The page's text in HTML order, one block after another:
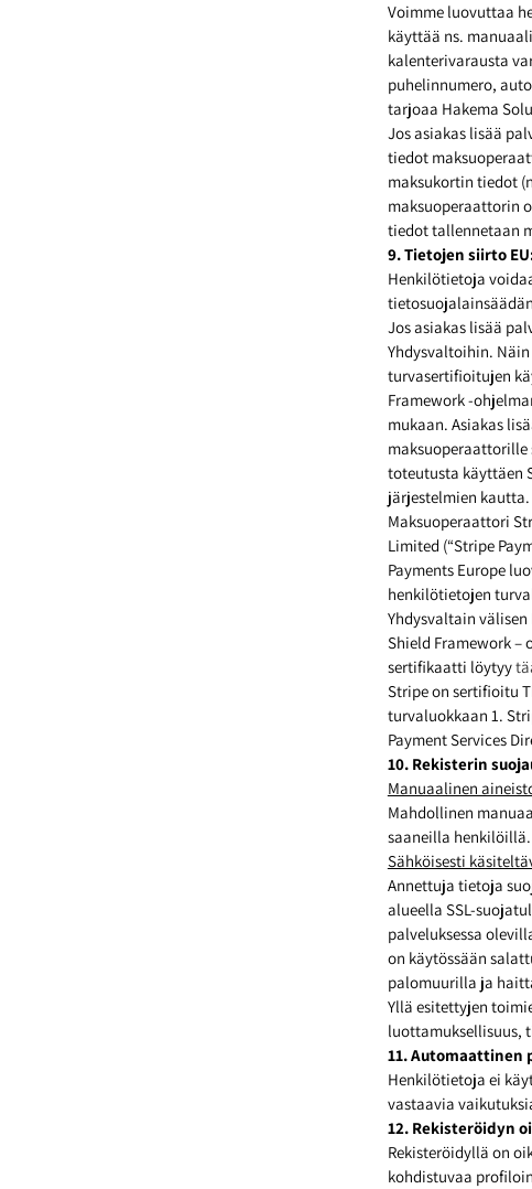
Voimme luovuttaa
käyttää ns.
kalenterivarausta
puhelinnumero,
tarjoaa Hakema
Jos asiakas lisää
tiedot
maksukortin tiedot
maksuoperaattorin
tiedot tallennetaan
9. Tietojen siirto
Henkilötietoja
Jos asiakas lisää
Yhdysvaltoihin.
turvasertifioitujen
Framework -
mukaan. Asiakas
maksuoperaattorille
toteutusta käyttäen
järjestelmien
Maksuoperaattori
Limited (“Stripe
Payments Europe
henkilötietojen
Yhdysvaltain
Shield Framework
sertifikaatti löytyy
Stripe on sertifioitu
turvaluokkaan 1.
Payment Services
10. Rekisterin
Manuaalinen
Mahdollinen
saaneilla henkilöillä.
Sähköisesti
Annettuja tietoja
alueella SSL-
palveluksessa
on käytössään
palomuurilla ja
Yllä esitettyjen
luottamuksellisuus,
11. Automaattinen
Henkilötietoja ei
vastaavia
12. Rekisteröidyn
Rekisteröidyllä on
kohdistuvaa